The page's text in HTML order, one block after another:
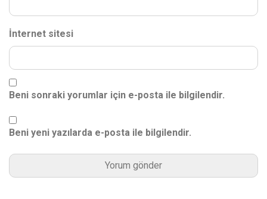
İnternet sitesi
Beni sonraki yorumlar için e-posta ile bilgilendir.
Beni yeni yazılarda e-posta ile bilgilendir.